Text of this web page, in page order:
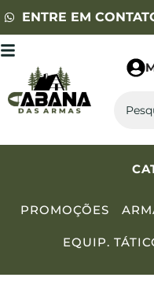
ENTRE EM
PROMOÇÕES
EQUIP.